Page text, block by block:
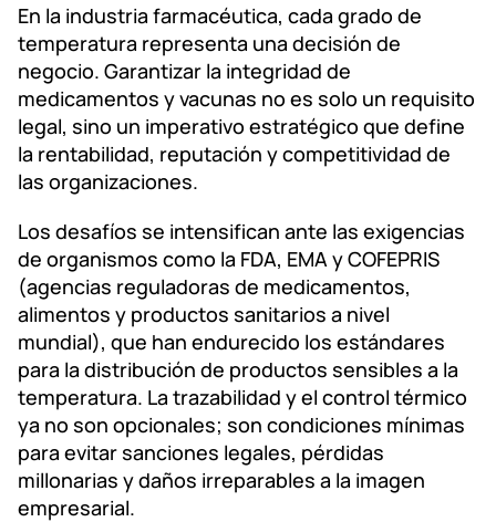
En la industria farmacéutica, cada grado de
temperatura representa una decisión de
negocio. Garantizar la integridad de
medicamentos y vacunas no es solo un requisito
legal, sino un imperativo estratégico que define
la rentabilidad, reputación y competitividad de
las organizaciones.
Los desafíos se intensifican ante las exigencias
de organismos como la FDA, EMA y COFEPRIS
(agencias reguladoras de medicamentos,
alimentos y productos sanitarios a nivel
mundial), que han endurecido los estándares
para la distribución de productos sensibles a la
temperatura. La trazabilidad y el control térmico
ya no son opcionales; son condiciones mínimas
para evitar sanciones legales, pérdidas
millonarias y daños irreparables a la imagen
empresarial.